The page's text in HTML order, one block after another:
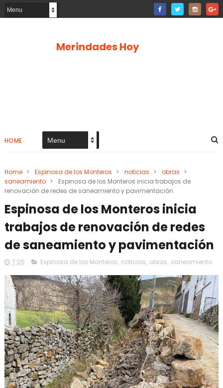
Merindades Hoy
HOME
Home > Espinosa de los Monteros > noticias > obras >
saneamiento >
Espinosa de los Monteros inicia trabajos de
renovación de redes de saneamiento y pavimentación
Espinosa de los Monteros inicia
trabajos de renovación de redes
de saneamiento y pavimentación
7:05 Espinosa de los Monteros, noticias, obras, saneamiento